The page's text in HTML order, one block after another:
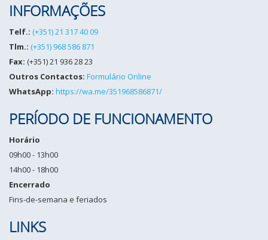
INFORMAÇÕES
Telf.: (+351) 21 317 40 09
Tlm.: (+351) 968 586 871
Fax: (+351) 21 936 28 23
Outros Contactos: Formulário Online
WhatsApp: https://wa.me/351968586871/
PERÍODO DE FUNCIONAMENTO
Horário
09h00 - 13h00
14h00 - 18h00
Encerrado
Fins-de-semana e feriados
LINKS